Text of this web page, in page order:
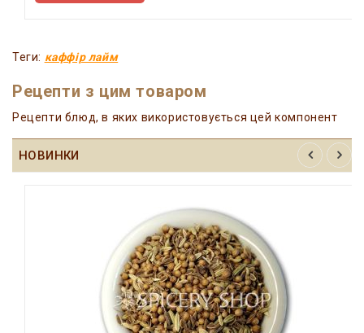
Теги: каффір лайм
Рецепти з цим товаром
Рецепти блюд, в яких використовується цей компонент
НОВИНКИ